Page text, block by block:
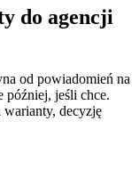
do agencji
od powiadomień na
później, jeśli chce.
warianty, decyzję